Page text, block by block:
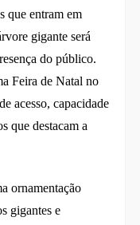
que entram em
gigante será
do público.
Feira de Natal no
acesso, capacidade
que destacam a
ornamentação
gigantes e